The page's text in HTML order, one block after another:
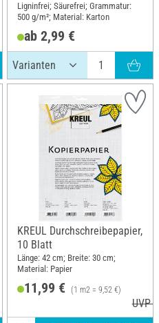
Ligninfrei; Säurefrei; Grammatur:
500 g/m²; Material: Karton
ab 2,99 €
KREUL Durchschreibepapier,
10 Blatt
Länge: 42 cm; Breite: 30 cm;
Material: Papier
11,99 € (1 m2 = 9,52 €)
UVP